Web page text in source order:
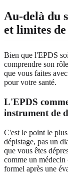
Au‑delà du
et limites
Bien que l'EPDS
comprendre son
que vous faites
pour votre santé.
L'EPDS
instrument de
C'est le point le
dépistage, pas un
que vous êtes
comme un
formel après une